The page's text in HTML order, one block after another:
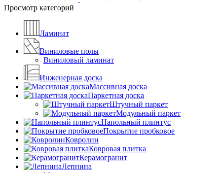
Просмотр категорий
Ламинат
Виниловые полы
Виниловый ламинат
Инженерная доска
Массивная доска
Паркетная доска
Штучный паркет
Модульный паркет
Напольный плинтус
Покрытие пробковое
Ковролин
Ковровая плитка
Керамогранит
Лепнина